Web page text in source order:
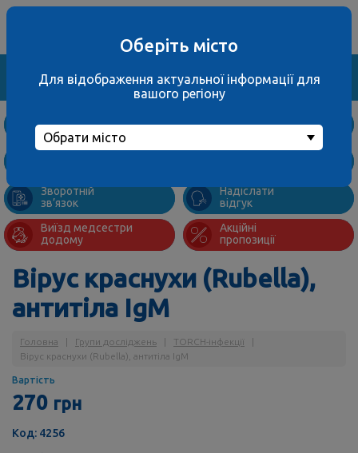
Знайти
та ціни
Підготовка
Адреси
Зворотній
зв’язок
Надіслати
відгук
Виїзд медсестри
додому
Акційні
пропозиції
Вірус краснухи (Rubella),
антитіла IgM
Головна Групи досліджень TORCH-інфекції
Вірус краснухи (Rubella), антитіла IgM
Вартість
270 грн
Код: 4256
Оберіть місто
Для відображення актуальної інформації для
вашого регіону
Обрати місто